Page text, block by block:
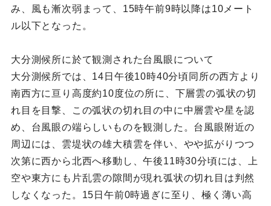
み、風も漸次弱まって、15時午前9時以降は10メート
ル以下となった。
大分測候所に於て観測された台風眼について
大分測候所では、14日午後10時40分頃同所の西方より
南西方に亘り高度約10度位の所に、下層雲の弧状の切
れ目を目撃、この弧状の切れ目の中に中層雲や星を認
め、台風眼の端らしいものを観測した。台風眼附近の
周辺には、雲堤状の雄大積雲を伴い、やや拡がりつつ
次第に西から北西へ移動し、午後11時30分頃には、上
空や東方にも片乱雲の隙間が現れ弧状の切れ目は判然
しなくなった。15日午前0時過ぎに至り、極く薄い高